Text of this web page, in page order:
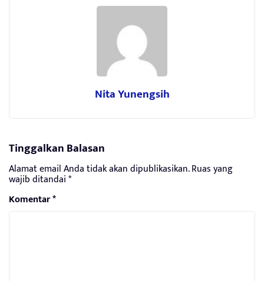
Nita Yunengsih
Tinggalkan Balasan
Alamat email Anda tidak akan dipublikasikan.Ruas yang
wajib ditandai*
Komentar*